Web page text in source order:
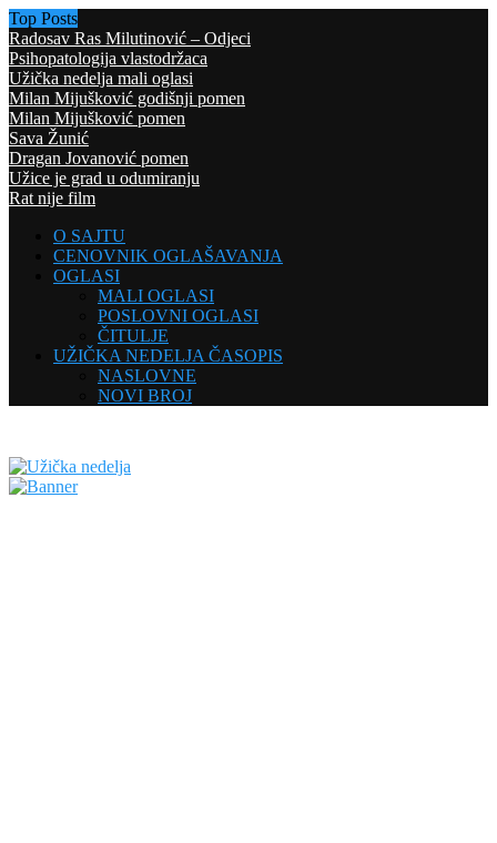
Top Posts
Radosav Ras Milutinović – Odjeci
Psihopatologija vlastodržaca
Užička nedelja mali oglasi
Milan Mijušković godišnji pomen
Milan Mijušković pomen
Sava Žunić
Dragan Jovanović pomen
Užice je grad u odumiranju
Rat nije film
O SAJTU
CENOVNIK OGLAŠAVANJA
OGLASI
MALI OGLASI
POSLOVNI OGLASI
ČITULJE
UŽIČKA NEDELJA ČASOPIS
NASLOVNE
NOVI BROJ